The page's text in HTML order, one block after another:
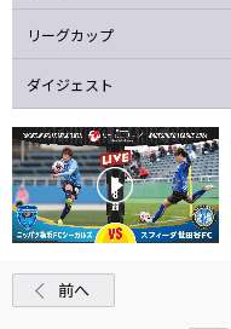
リーグカップ
ダイジェスト
前へ